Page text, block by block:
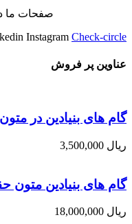
صفحات ما
Instagram Check-circle
عناوین پر فروش
گام های بنیادین در
ریال
گام های بنیادین متون
ریال